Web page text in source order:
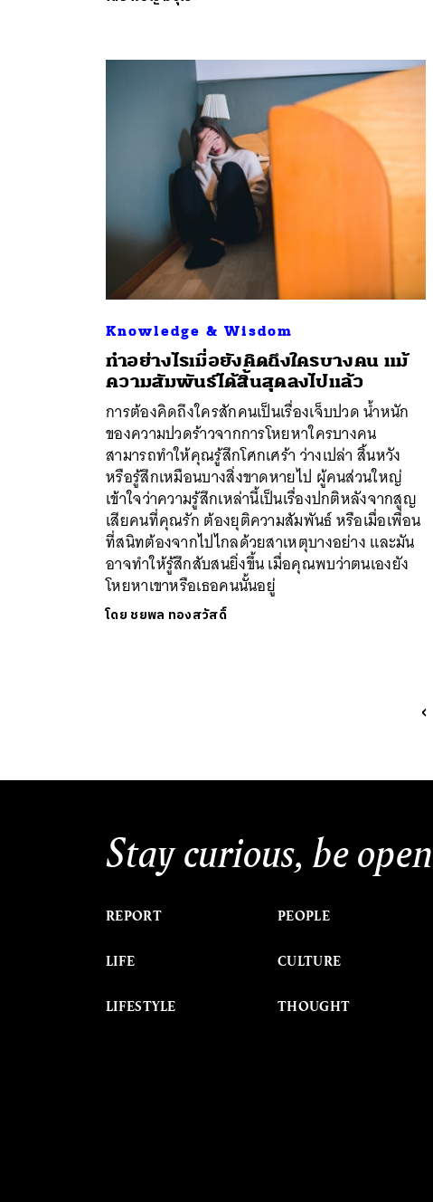
Knowledge & Wisdom
ทำอย่างไรเมื่อยังคิดถึงใครบางคน แม้
ความสัมพันธ์ได้สิ้นสุดลงไปแล้ว
การต้องคิดถึงใครสักคนเป็นเรื่องเจ็บปวด น้ำหนัก
ของความปวดร้าวจากการโหยหาใครบางคน
สามารถทำให้คุณรู้สึกโศกเศร้า ว่างเปล่า สิ้นหวัง
หรือรู้สึกเหมือนบางสิ่งขาดหายไป ผู้คนส่วนใหญ่
เข้าใจว่าความรู้สึกเหล่านี้เป็นเรื่องปกติหลังจากสูญ
เสียคนที่คุณรัก ต้องยุติความสัมพันธ์ หรือเมื่อเพื่อน
ที่สนิทต้องจากไปไกลด้วยสาเหตุบางอย่าง และมัน
อาจทำให้รู้สึกสับสนยิ่งขึ้น เมื่อคุณพบว่าตนเองยัง
โหยหาเขาหรือเธอคนนั้นอยู่
โดย ชยพล ทองสวัสดิ์
‹
Stay curious, be open
REPORT
LIFE
LIFESTYLE
PEOPLE
CULTURE
THOUGHT